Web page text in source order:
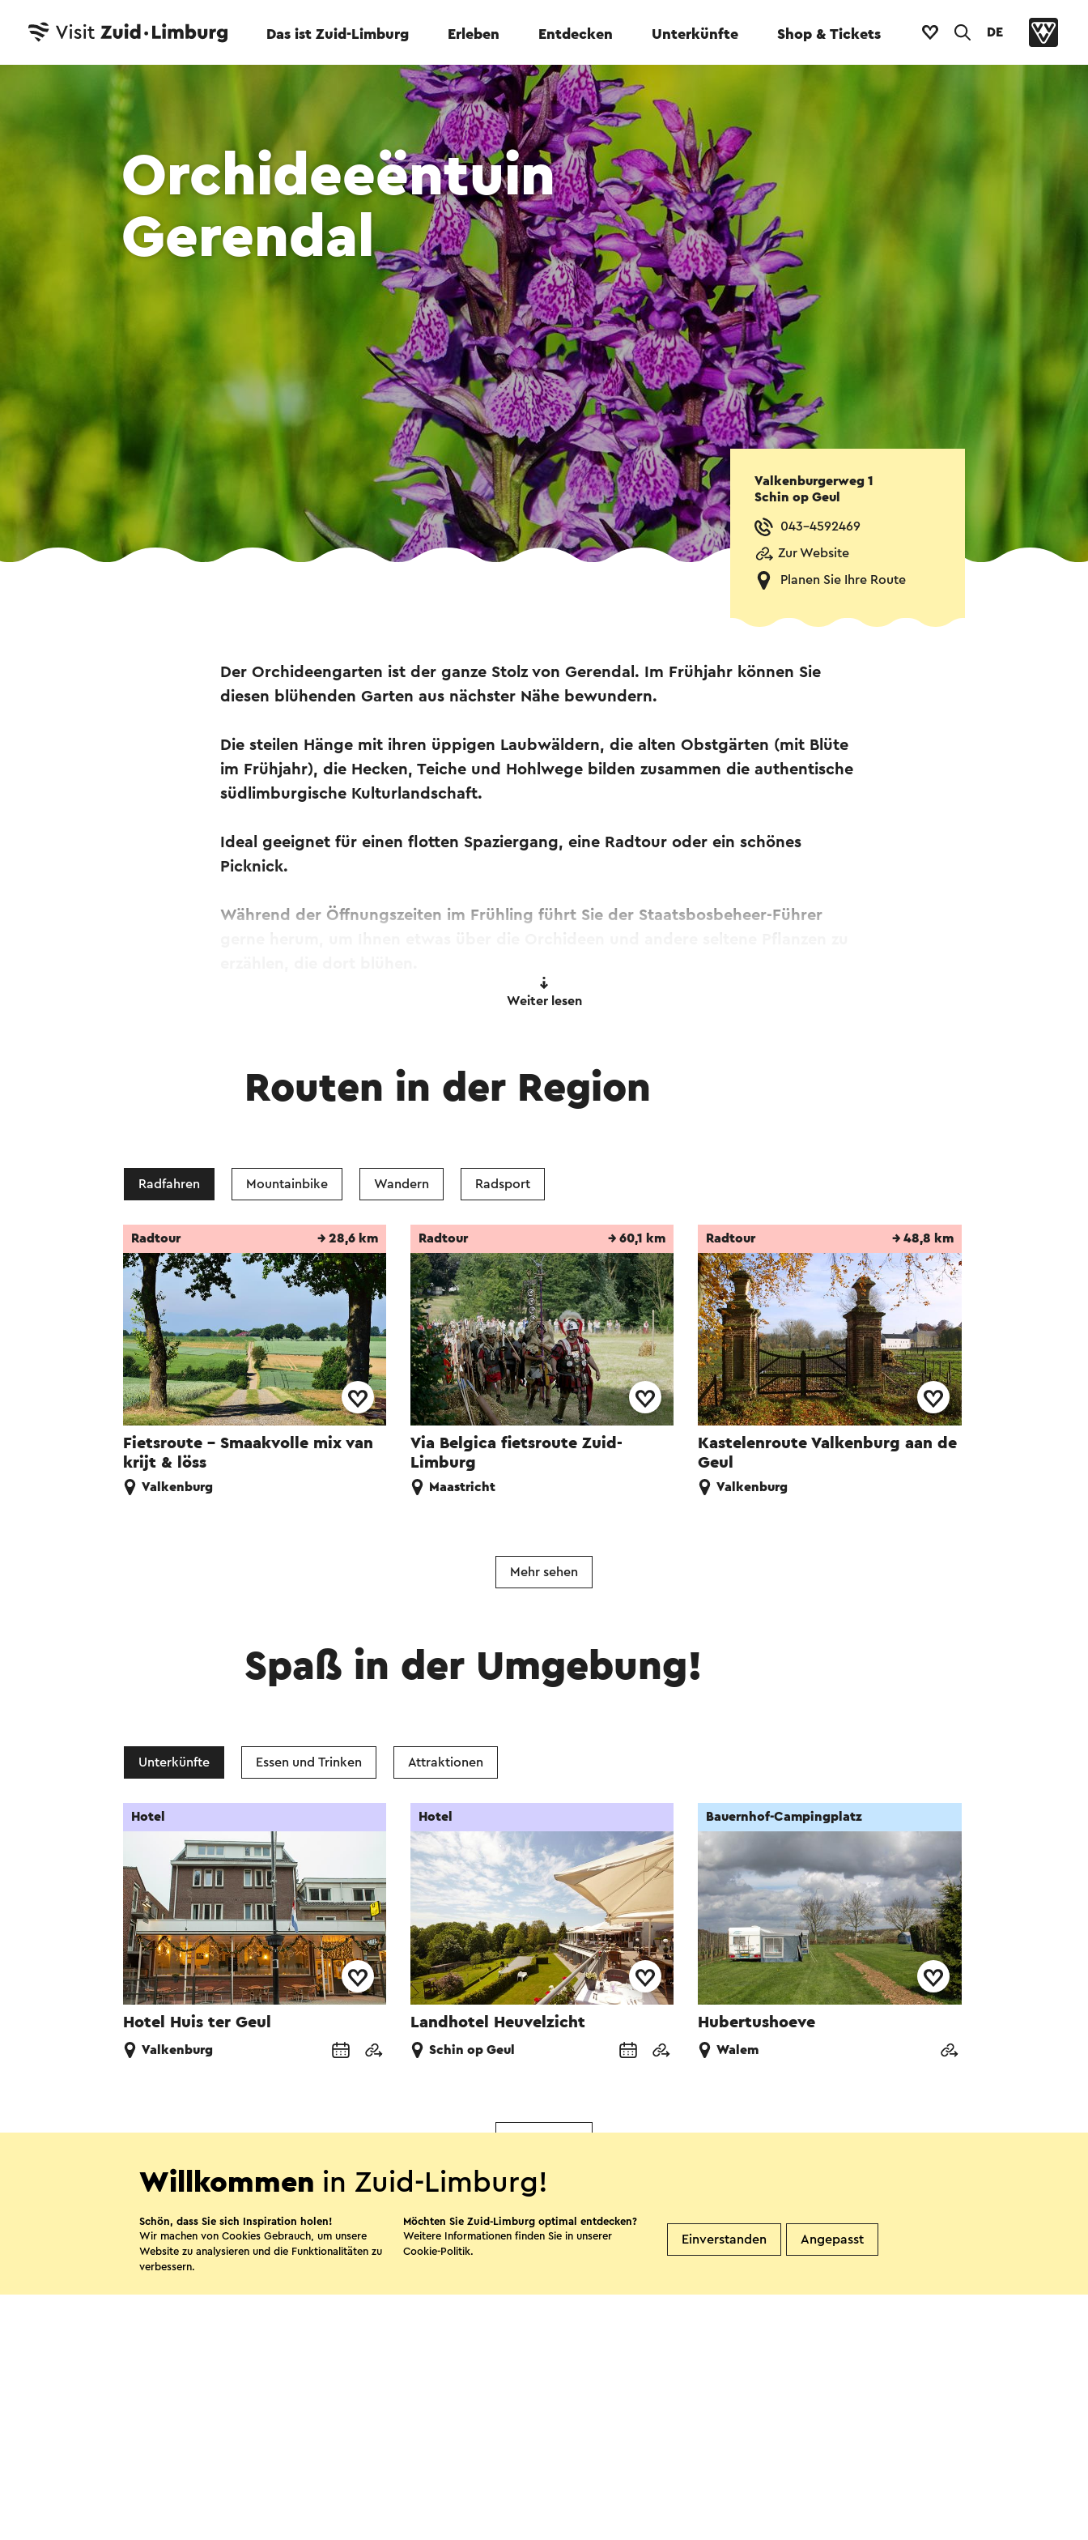
Das ist Zuid-Limburg Erleben Entdecken Unterkünfte Shop & Tickets DE
Orchideeëntuin
Gerendal
Valkenburgerweg 1
Schin op Geul
043-4592469
Zur Website
Planen Sie Ihre Route
Der Orchideengarten ist der ganze Stolz von Gerendal. Im Frühjahr können Sie
diesen blühenden Garten aus nächster Nähe bewundern.
Die steilen Hänge mit ihren üppigen Laubwäldern, die alten Obstgärten (mit Blüte
im Frühjahr), die Hecken, Teiche und Hohlwege bilden zusammen die authentische
südlimburgische Kulturlandschaft.
Ideal geeignet für einen flotten Spaziergang, eine Radtour oder ein schönes
Picknick.
Während der Öffnungszeiten im Frühling führt Sie der Staatsbosbeheer-Führer
Dieser Text wurde mit Hilfe eines Online-Übersetzungsdienstes automatisch übersetzt.
Weiter lesen
Routen in der Region
Radfahren Mountainbike Wandern Radsport
Fietsroute - Smaakvolle mix van
krijt & löss
Radtour → 28,6 km
Valkenburg
Via Belgica fietsroute Zuid-
Limburg
Radtour → 60,1 km
Maastricht
Kastelenroute Valkenburg aan de
Geul
Radtour → 48,8 km
Valkenburg
Mehr sehen
Spaß in der Umgebung!
Unterkünfte Essen und Trinken Attraktionen
Hotel Huis ter Geul
Hotel
Valkenburg
Landhotel Heuvelzicht
Hotel
Schin op Geul
Hubertushoeve
Bauernhof-Campingplatz
Walem
Diese Seite teilen
WhatsApp Facebook X E-Mail
Willkommen in Zuid-Limburg!
Schön, dass Sie sich Inspiration holen!
Wir machen von Cookies Gebrauch, um unsere
Website zu analysieren und die Funktionalitäten zu
verbessern.
Möchten Sie Zuid-Limburg optimal entdecken?
Weitere Informationen finden Sie in unserer
Cookie-Politik.
Einverstanden Angepasst